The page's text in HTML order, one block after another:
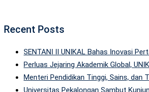
Recent Posts
SENTANI II UNIKAL Bahas Inovasi
Perluas Jejaring Akademik Global,
Menteri Pendidikan Tinggi, Sains, dan
Universitas Pekalongan Sambut